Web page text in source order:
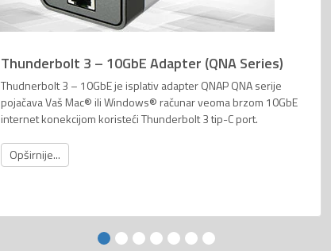
Thunderbolt 3 – 10GbE Adapter (QNA Series)
Thudnerbolt 3 – 10GbE je isplativ adapter QNAP QNA serije
pojačava Vaš Mac® ili Windows® računar veoma brzom 10GbE
internet konekcijom koristeći Thunderbolt 3 tip-C port.
Opširnije...